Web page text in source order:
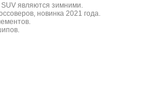
являются зимними.
новинка 2021 года.